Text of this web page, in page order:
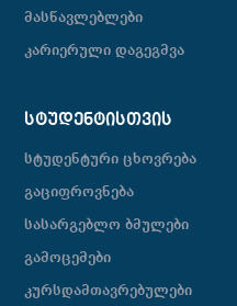
მასწავლებლები
კარიერული დაგეგმვა
ᲡᲢᲣᲓᲔᲜᲢᲘᲡᲗᲕᲘᲡ
სტუდენტური ცხოვრება
გაციფროვნება
სასარგებლო ბმულები
გამოცემები
კურსდამთავრებულები